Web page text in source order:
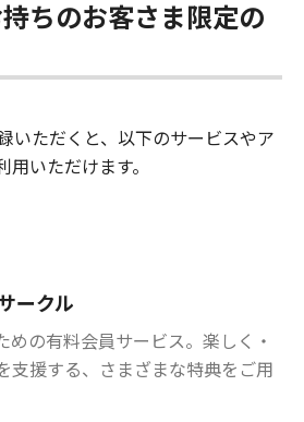
ちのお客さま限定の
いただくと、以下のサービスやア
いただけます。
ークル
めの有料会員サービス。楽しく・
支援する、さまざまな特典をご用